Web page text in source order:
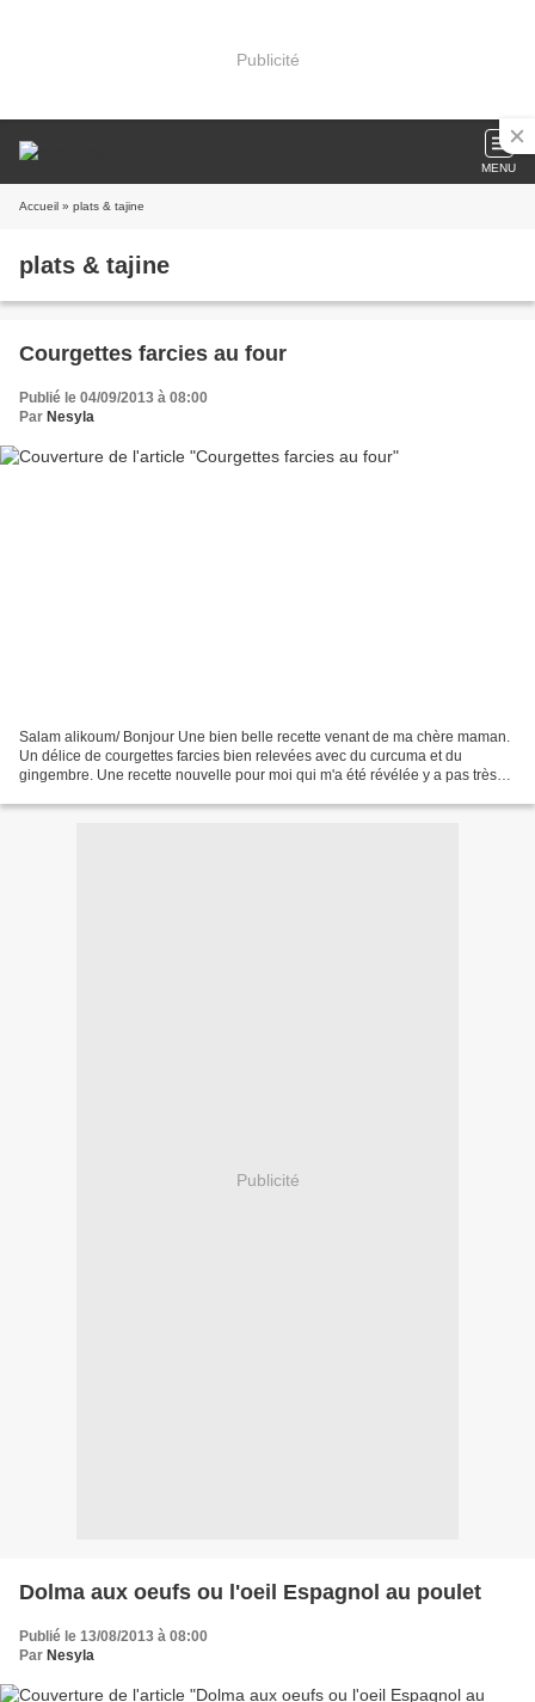
Publicité
MENU
Accueil » plats & tajine
plats & tajine
Courgettes farcies au four
Publié le 04/09/2013 à 08:00
Par Nesyla
Salam alikoum/ Bonjour Une bien belle recette venant de ma chère maman.
Un délice de courgettes farcies bien relevées avec du curcuma et du
gingembre. Une recette nouvelle pour moi qui m'a été révélée y a pas très
Publicité
Dolma aux oeufs ou l'oeil Espagnol au poulet
Publié le 13/08/2013 à 08:00
Par Nesyla